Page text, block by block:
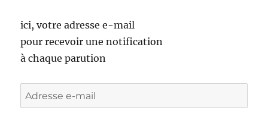
ici, votre adresse e-mail
pour recevoir une notification
à chaque parution
Adresse
e-